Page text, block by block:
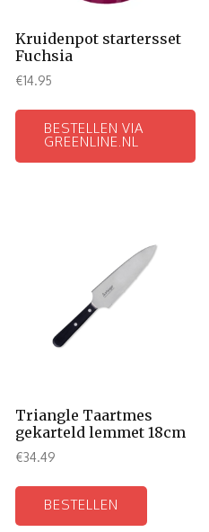
Kruidenpot startersset
Fuchsia
€14.95
BESTELLEN VIA
GREENLINE.NL
Triangle Taartmes
gekarteld lemmet 18cm
€34.49
BESTELLEN